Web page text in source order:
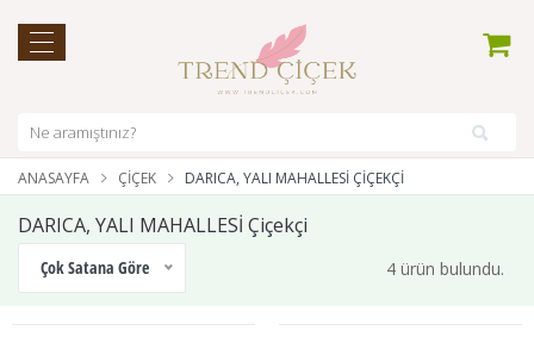
ANASAYFA ÇIÇEK DARICA, YALI MAHALLESİ ÇIÇEKÇI
DARICA, YALI MAHALLESİ Çiçekçi
Çok Satana Göre 4 ürün bulundu.